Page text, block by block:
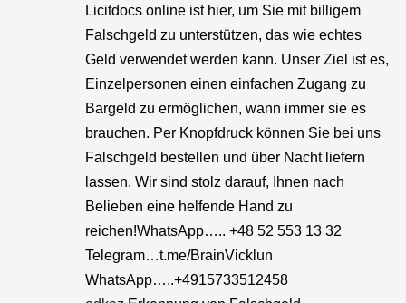
Licitdocs online ist hier, um Sie mit billigem
Falschgeld zu unterstützen, das wie echtes
Geld verwendet werden kann. Unser Ziel ist es,
Einzelpersonen einen einfachen Zugang zu
Bargeld zu ermöglichen, wann immer sie es
brauchen. Per Knopfdruck können Sie bei uns
Falschgeld bestellen und über Nacht liefern
lassen. Wir sind stolz darauf, Ihnen nach
Belieben eine helfende Hand zu
reichen!WhatsApp….. +48 52 553 13 32
Telegram…t.me/BrainVicklun
WhatsApp…..+4915733512458